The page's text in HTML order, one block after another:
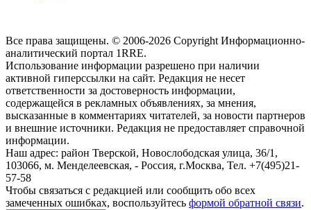
Все права защищены. © 2006-2026 CopyrightИнформационно-
аналитический портал 1RRE.
Использование информации разрешено при наличии
активной гиперссылки на сайт. Редакция не несет
ответственности за достоверность информации,
содержащейся в рекламных объявлениях, за мнения,
высказанные в комментариях читателей, за новости партнеров
и внешние источники. Редакция не предоставляет справочной
информации.
Наш адрес: район Тверской, Новослободская улица, 36/1,
103066, м. Менделеевская, - Россия, г.Москва, Тел. +7(495)21-
57-58
Чтобы связаться с редакцией или сообщить обо всех
замеченных ошибках, воспользуйтесь формой обратной связи.